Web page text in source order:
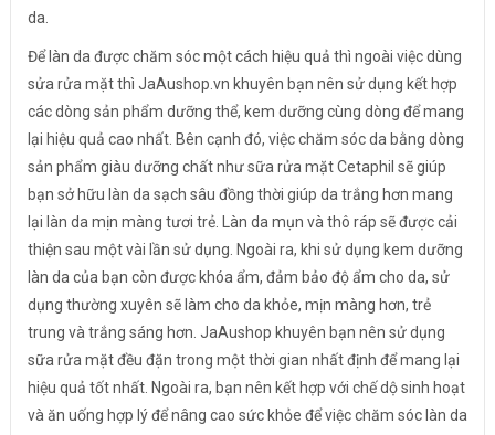
da.
Để làn da được chăm sóc một cách hiệu quả thì ngoài việc dùng
sửa rửa mặt thì JaAushop.vn khuyên bạn nên sử dụng kết hợp
các dòng sản phẩm dưỡng thể, kem dưỡng cùng dòng để mang
lại hiệu quả cao nhất. Bên cạnh đó, việc chăm sóc da bằng dòng
sản phẩm giàu dưỡng chất như sữa rửa mặt Cetaphil sẽ giúp
bạn sở hữu làn da sạch sâu đồng thời giúp da trắng hơn mang
lại làn da mịn màng tươi trẻ. Làn da mụn và thô ráp sẽ được cải
thiện sau một vài lần sử dụng. Ngoài ra, khi sử dụng kem dưỡng
làn da của bạn còn được khóa ẩm, đảm bảo độ ẩm cho da, sử
dụng thường xuyên sẽ làm cho da khỏe, mịn màng hơn, trẻ
trung và trắng sáng hơn. JaAushop khuyên bạn nên sử dụng
sữa rửa mặt đều đặn trong một thời gian nhất định để mang lại
hiệu quả tốt nhất. Ngoài ra, bạn nên kết hợp với chế dộ sinh hoạt
và ăn uống hợp lý để nâng cao sức khỏe để việc chăm sóc làn da